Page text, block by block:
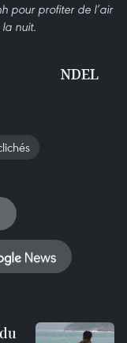
pour profiter de l’air
nuit.
NDEL